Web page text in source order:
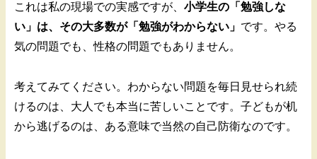
これは私の現場での実感ですが、 小学生の「勉強しな
い」は、その大多数が「勉強がわからない」 です。やる
気の問題でも、性格の問題でもありません。
考えてみてください。わからない問題を毎日見せられ続
けるのは、大人でも本当に苦しいことです。子どもが机
から逃げるのは、ある意味で当然の自己防衛なのです。